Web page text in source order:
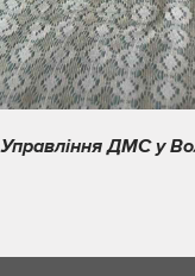
Управління ДМС у